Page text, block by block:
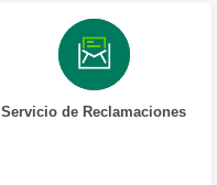
Servicio de Reclamaciones